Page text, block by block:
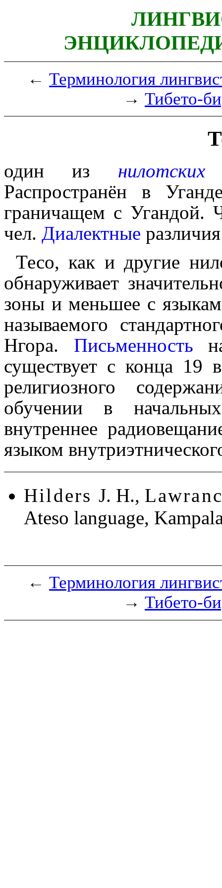
← Терминология
→ Тибето-
один из
Распространён в
граничащем с Угандой.
чел. Диалектные
Тесо, как и другие
обнаруживает
зоны и меньшее с
называемого
Нгора. Письменность
существует с конца 19
религиозного
обучении в
внутреннее
языком
Hilders J. H.,
Ateso language,
← Терминология
→ Тибето-